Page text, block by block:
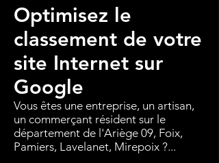
Optimisez le
classement de votre
site Internet sur
Google
Vous êtes une entreprise, un artisan,
un commerçant résident sur le
département de l'Ariège 09, Foix,
Pamiers, Lavelanet, Mirepoix ?...